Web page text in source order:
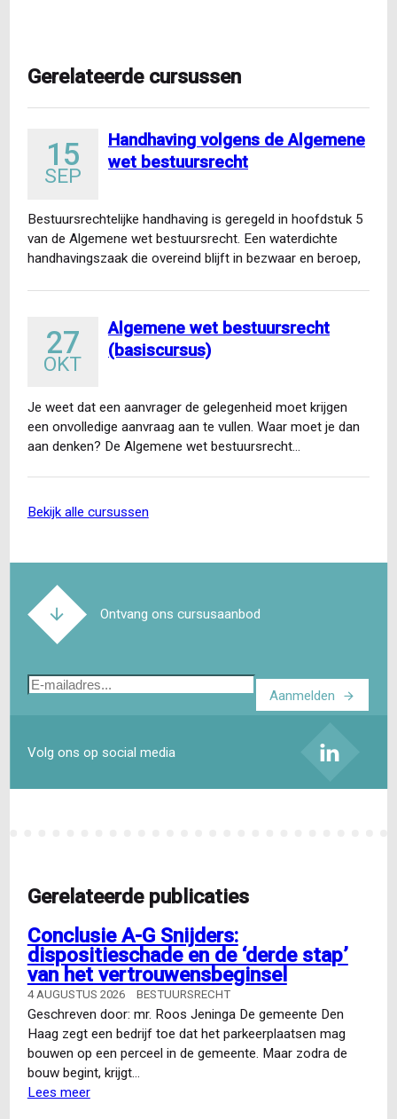
Gerelateerde cursussen
15
SEP
Handhaving volgens de Algemene
wet bestuursrecht
Bestuursrechtelijke handhaving is geregeld in hoofdstuk 5
van de Algemene wet bestuursrecht. Een waterdichte
handhavingszaak die overeind blijft in bezwaar en beroep,
27
OKT
Algemene wet bestuursrecht
(basiscursus)
Je weet dat een aanvrager de gelegenheid moet krijgen
een onvolledige aanvraag aan te vullen. Waar moet je dan
aan denken? De Algemene wet bestuursrecht…
bekijk alle cursussen
Ontvang ons cursusaanbod
E-
Aanmelden
Volg ons op social media
Gerelateerde publicaties
Conclusie A-G Snijders:
dispositieschade en de ‘derde stap’
van het vertrouwensbeginsel
4 AUGUSTUS 2026 BESTUURSRECHT
Geschreven door: mr. Roos Jeninga De gemeente Den
Haag zegt een bedrijf toe dat het parkeerplaatsen mag
bouwen op een perceel in de gemeente. Maar zodra de
bouw begint, krijgt…
Lees meerover